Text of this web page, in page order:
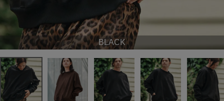
BLACK